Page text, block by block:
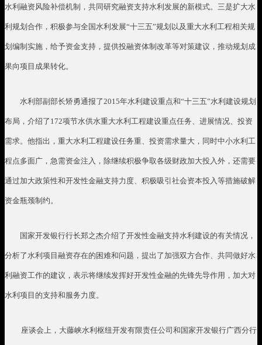
水利融资风险补偿机制，共同研究融资支持水利发展的新模式。三是扩大水
利规划合作，积极参与全国水利发展“十三五”规划以及重大水利工程相关规
划编制实施，给予资金支持，提供投融资体制改革等对策建议，推动规划成
果向项目成果转化。
水利部副部长矫勇通报了2015年水利建设重点和“十三五”水利建设规划
布局，介绍了 172项节水供水重大水利工程建设重点任务、进展情况、投资
需求。他指出，重大水利工程建设任务重、投资需求量大，同时中小水利工
程点多面广，急需资金注入，除继续积极争取各级财政加大投入外，还需要
通过加大政策性和开发性金融支持力度、积极吸引社会资本投入等措施破解
资金瓶颈制约。
国家开发银行行长郑之杰介绍了开发性金融支持水利建设的有关情况，
分析了水利项目融资存在的困难和问题，提出了加强双方合作、共同做好水
利融资工作的建议，表示将继续发挥好开发性金融的先锋先导作用，加大对
水利项目的支持和服务力度。
座谈会上，大藤峡水利枢纽开发有限责任公司和国家开发银行广西分行